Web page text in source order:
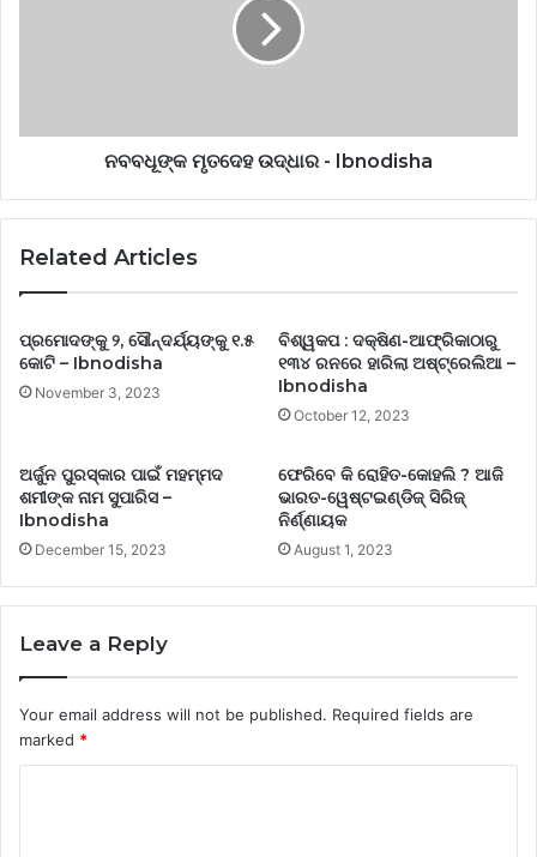
ନବବଧୂଙ୍କ ମୃତଦେହ ଉଦ୍ଧାର - Ibnodisha
Related Articles
ପ୍ରମୋଦଙ୍କୁ ୨, ସୌନ୍ଦର୍ଯ୍ୟଙ୍କୁ ୧.୫
କୋଟି – Ibnodisha
November 3, 2023
ବିଶ୍ୱକପ : ଦକ୍ଷିଣ-ଆଫ୍ରିକାଠାରୁ
୧୩୪ ରନରେ ହାରିଲା ଅଷ୍ଟ୍ରେଲିଆ –
Ibnodisha
October 12, 2023
ଅର୍ଜୁନ ପୁରସ୍କାର ପାଇଁ ମହମ୍ମଦ
ଶମୀଙ୍କ ନାମ ସୁପାରିସ –
Ibnodisha
December 15, 2023
ଫେରିବେ କି ରୋହିତ-କୋହଲି ? ଆଜି
ଭାରତ-ୱେଷ୍ଟଇଣ୍ଡିଜ୍ ସିରିଜ୍
ନିର୍ଣ୍ଣାୟକ
August 1, 2023
Leave a Reply
Your email address will not be published. Required fields are
marked *